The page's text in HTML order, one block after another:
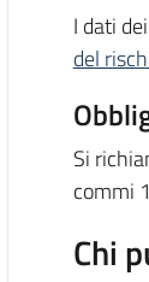
I dati
del
Si
commi
Chi